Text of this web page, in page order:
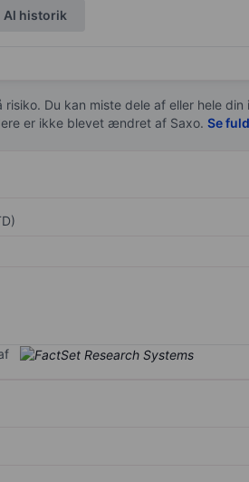
Al historik
Du kan miste dele af eller hele din
er ikke blevet ændret af Saxo. Se